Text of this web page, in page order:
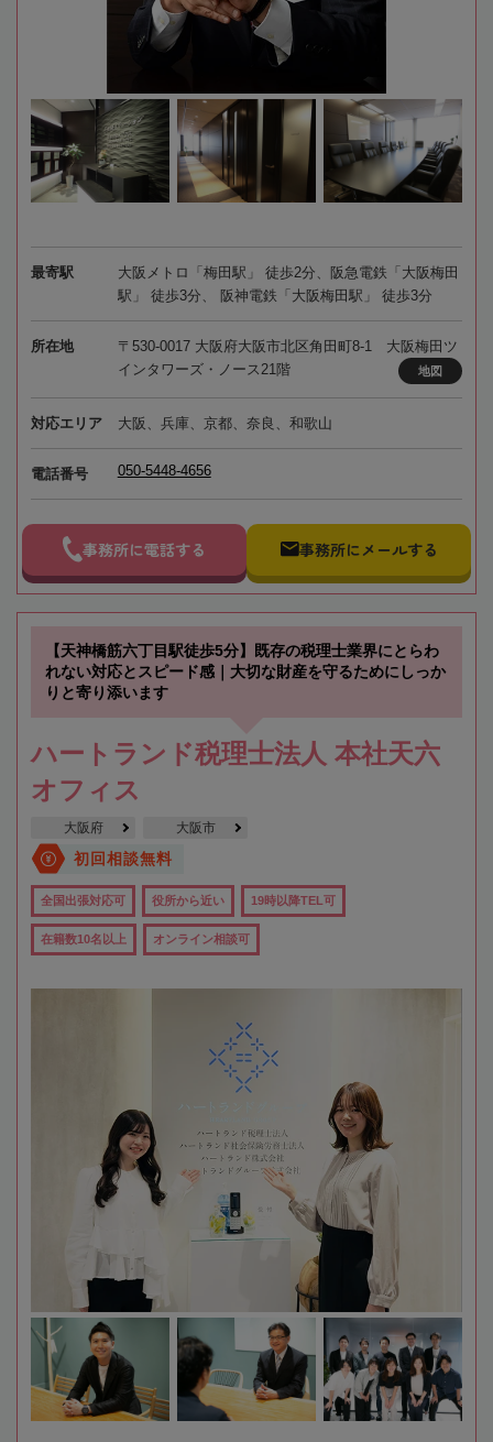
最寄駅
大阪メトロ「梅田駅」 徒歩2分、阪急電鉄「大阪梅田
駅」 徒歩3分、 阪神電鉄「大阪梅田駅」 徒歩3分
所在地
〒530-0017 大阪府大阪市北区角田町8-1 大阪梅田ツ
インタワーズ・ノース21階
地図
対応エリア 大阪、兵庫、京都、奈良、和歌山
電話番号 050-5448-4656
事務所に電話する 事務所にメールする
【天神橋筋六丁目駅徒歩5分】既存の税理士業界にとらわ
れない対応とスピード感｜大切な財産を守るためにしっか
りと寄り添います
ハートランド税理士法人 本社天六
オフィス
大阪府 大阪市
初回相談無料
全国出張対応可 役所から近い 19時以降TEL可
在籍数10名以上 オンライン相談可